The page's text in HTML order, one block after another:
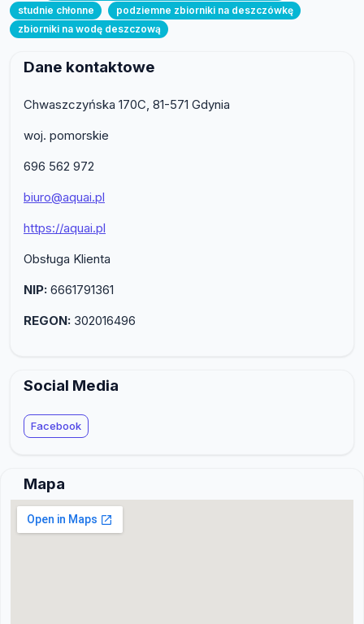
studnie chłonne
podziemne zbiorniki na deszczówkę
zbiorniki na wodę deszczową
Dane kontaktowe
Chwaszczyńska 170C, 81-571 Gdynia
woj. pomorskie
696 562 972
biuro@aquai.pl
https://aquai.pl
Obsługa Klienta
NIP: 6661791361
REGON: 302016496
Social Media
Facebook
Mapa